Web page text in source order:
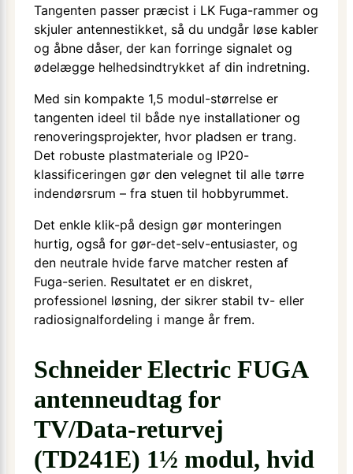
Tangenten passer præcist i LK Fuga-rammer og
skjuler antennestikket, så du undgår løse kabler
og åbne dåser, der kan forringe signalet og
ødelægge helhedsindtrykket af din indretning.
Med sin kompakte 1,5 modul-størrelse er
tangenten ideel til både nye installationer og
renoveringsprojekter, hvor pladsen er trang.
Det robuste plastmateriale og IP20-
klassificeringen gør den velegnet til alle tørre
indendørsrum – fra stuen til hobbyrummet.
Det enkle klik-på design gør monteringen
hurtig, også for gør-det-selv-entusiaster, og
den neutrale hvide farve matcher resten af
Fuga-serien. Resultatet er en diskret,
professionel løsning, der sikrer stabil tv- eller
radiosignalfordeling i mange år frem.
Schneider Electric FUGA
antenneudtag for
TV/Data-returvej
(TD241E) 1½ modul, hvid